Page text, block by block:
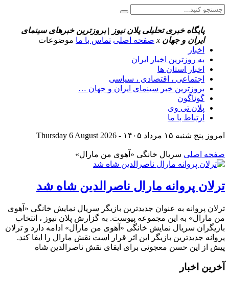
پایگاه خبری تحلیلی پلان نیوز | بروزترین خبرهای سینمای
ایران و جهان x صفحه اصلی تماس با ما موضوعات
اخبار
به روزترین اخبار ایران
اخبار استان ها
اجتماعی ، اقتصادی ، سیاسی
بروزترین خبر سینمای ایران و جهان …
گوناگون
پلان تی وی
ارتباط با ما
امروز پنج شنبه ۱۵ مرداد ۱۴۰۵ - Thursday 6 August 2026
صفحه اصلی سریال خانگی «آهوی من مارال»
ترلان پروانه مارال ناصرالدین شاه شد
ترلان پروانه به عنوان جدیدترین بازیگر سریال نمایش خانگی «آهوی
من مارال» به این مجموعه پیوست. به گزارش پلان نیوز ، انتخاب
بازیگران سریال نمایش خانگی «آهوی من مارال» ادامه دارد و ترلان
پروانه جدیدترین بازیگر این اثر قرار است نقش مارال را ایفا کند.
پیش از این حسن معجونی برای ایفای نقش ناصرالدین شاه
آخرین اخبار